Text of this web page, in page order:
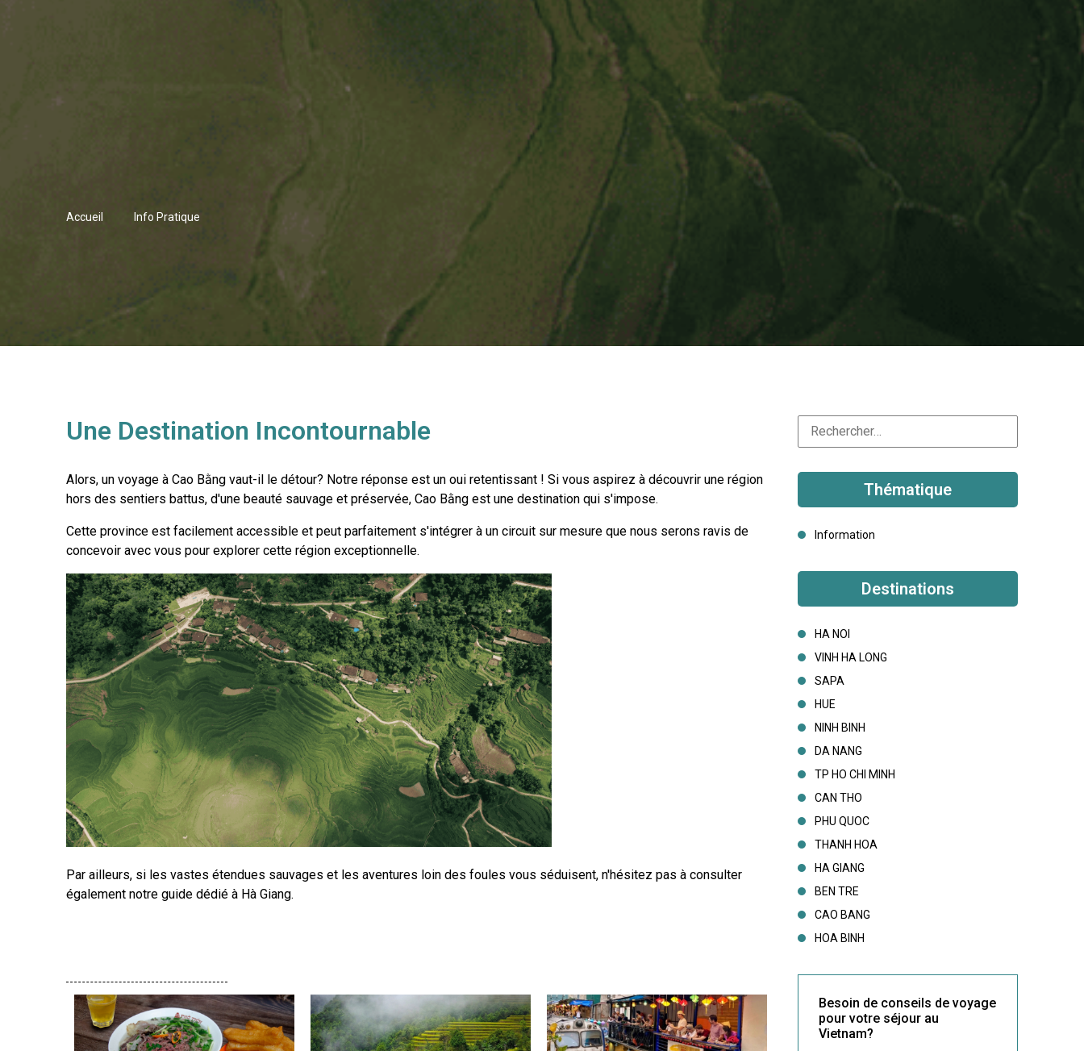
Accueil Info Pratique
Une Destination Incontournable
Alors, un voyage à Cao Bằng vaut-il le détour? Notre réponse est un oui retentissant ! Si vous aspirez à découvrir une région
hors des sentiers battus, d'une beauté sauvage et préservée, Cao Bằng est une destination qui s'impose.
Cette province est facilement accessible et peut parfaitement s'intégrer à un circuit sur mesure que nous serons ravis de
concevoir avec vous pour explorer cette région exceptionnelle.
Par ailleurs, si les vastes étendues sauvages et les aventures loin des foules vous séduisent, n'hésitez pas à consulter
également notre guide dédié à Hà Giang.
Thématique
Information
Destinations
HA NOI
VINH HA LONG
SAPA
HUE
NINH BINH
DA NANG
TP HO CHI MINH
CAN THO
PHU QUOC
THANH HOA
HA GIANG
BEN TRE
CAO BANG
HOA BINH
Besoin de conseils de voyage
pour votre séjour au
Vietnam?